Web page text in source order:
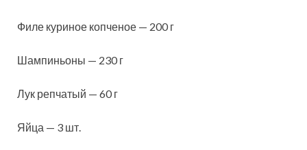
Филе куриное копченое — 200 г
Шампиньоны — 230 г
Лук репчатый — 60 г
Яйца — 3 шт.